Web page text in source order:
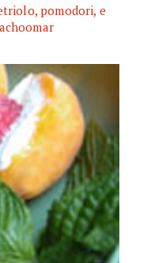
pomodori, e